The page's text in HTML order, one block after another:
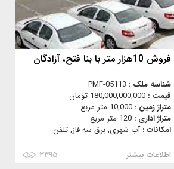
فروش 10هزار متر با بنا فتح، آزادگان
شناسه ملک : PMF-05113
قیمت : 180,000,000,000 تومان
متراژ زمین : 10,000 متر مربع
متراژ اداری : 120 متر مربع
امکانات :آب شهری, برق سه فاز, تلفن
اطلاعات بیشتر
۳۳۹۵